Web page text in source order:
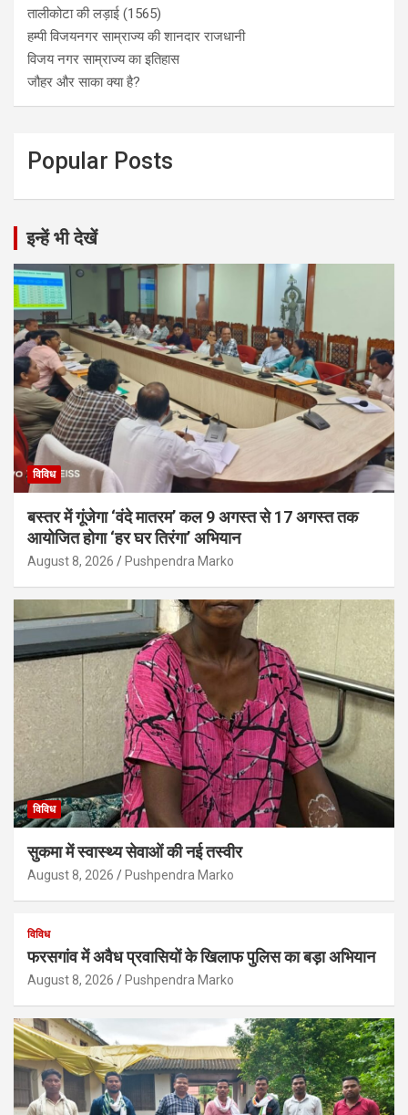
तालीकोटा की लड़ाई (1565)
हम्पी विजयनगर साम्राज्य की शानदार राजधानी
विजय नगर साम्राज्य का इतिहास
जौहर और साका क्या है?
Popular Posts
इन्हें भी देखें
विविध
बस्तर में गूंजेगा ‘वंदे मातरम’ कल 9 अगस्त से 17 अगस्त तक
आयोजित होगा ‘हर घर तिरंगा’ अभियान
August 8, 2026 Pushpendra Marko
विविध
सुकमा में स्वास्थ्य सेवाओं की नई तस्वीर
August 8, 2026 Pushpendra Marko
विविध
फरसगांव में अवैध प्रवासियों के खिलाफ पुलिस का बड़ा अभियान
August 8, 2026 Pushpendra Marko